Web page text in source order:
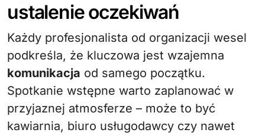
ustalenie oczekiwań
Każdy profesjonalista od organizacji wesel
podkreśla, że kluczowa jest wzajemna
komunikacja od samego początku.
Spotkanie wstępne warto zaplanować w
przyjaznej atmosferze – może to być
kawiarnia, biuro usługodawcy czy nawet